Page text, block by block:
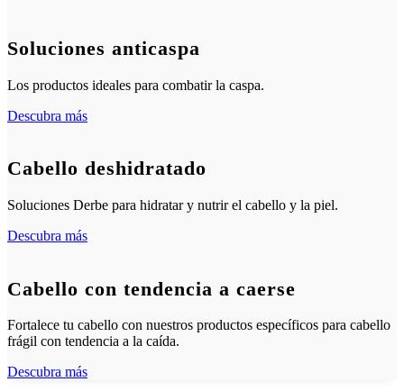
Soluciones anticaspa
Los productos ideales para combatir la caspa.
Descubra más
Cabello deshidratado
Soluciones Derbe para hidratar y nutrir el cabello y la piel.
Descubra más
Cabello con tendencia a caerse
Fortalece tu cabello con nuestros productos específicos para cabello
frágil con tendencia a la caída.
Descubra más